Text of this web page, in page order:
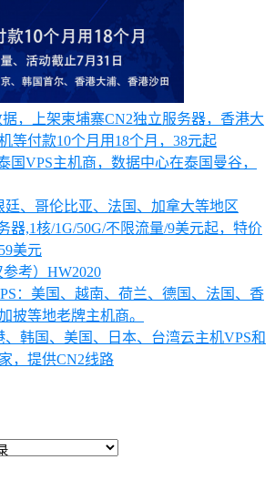
据，上架柬埔寨CN2独立服务器，香港大
等付款10个月用18个月，38元起
国VPS主机商，数据中心在泰国曼谷，
廷、哥伦比亚、法国、加拿大等地区
器,1核/1G/50G/不限流量/9美元起，特价
美元
考）HW2020
：美国、越南、荷兰、德国、法国、香
披等地老牌主机商。
、韩国、美国、日本、台湾云主机VPS和
，提供CN2线路